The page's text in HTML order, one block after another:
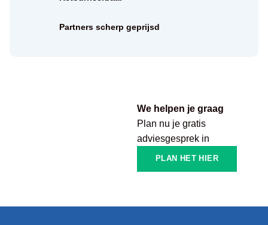
We helpen je graag
Plan nu je gratis
adviesgesprek in
PLAN HET HIER
Partners scherp geprijsd